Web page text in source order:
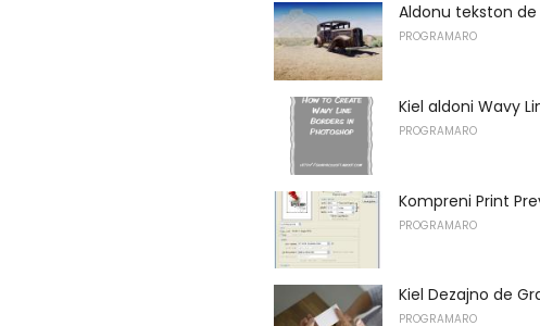
Aldonu tekston de
PROGRAMARO
Kiel aldoni Wavy
PROGRAMARO
Kompreni Print
PROGRAMARO
Kiel Dezajno de
PROGRAMARO